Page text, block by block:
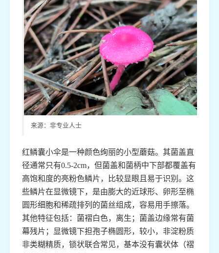
来源：非专业人士
红鳞囊小伞是一种颜色绚丽的小型蘑菇。其菌盖直
径通常只有0.5-2cm，但菌盖和菌柄中下部都覆盖有
高饱和度的亮粉色鳞片，比较显眼且易于识别。这
些鳞片在显微镜下，是由膨大的近球形、卵形至椭
圆形细胞和稀疏排列的菌丝组成，容易用手擦落。
其他特征包括：菌褶白色，离生；菌盖边缘常有菌
幕残片；显微镜下担孢子椭圆形，较小，非淀粉质
非类糊精质，锁状联合常见，基本没有囊状体（褶